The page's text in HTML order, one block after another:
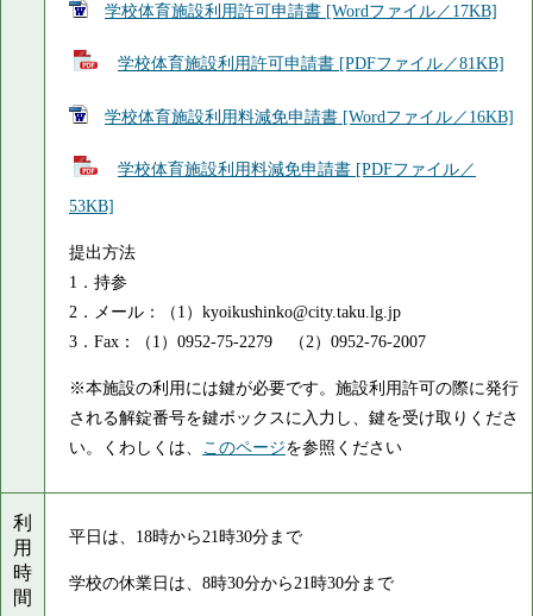
学校体育施設利用許可申請書 [Wordファイル／17KB]
学校体育施設利用許可申請書 [PDFファイル／81KB]
学校体育施設利用料減免申請書 [Wordファイル／16KB]
学校体育施設利用料減免申請書 [PDFファイル／
53KB]
提出方法
1．持参
2．メール：（1）kyoikushinko@city.taku.lg.jp
3．Fax：（1）0952-75-2279 （2）0952-76-2007
※本施設の利用には鍵が必要です。施設利用許可の際に発行
される解錠番号を鍵ボックスに入力し、鍵を受け取りくださ
い。くわしくは、 このページを参照ください
利
用
時
間
平日は、18時から21時30分まで
学校の休業日は、8時30分から21時30分まで